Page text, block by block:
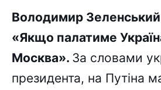
Володимир
«Якщо палатиме
Москва». За словами
президента, на Путіна